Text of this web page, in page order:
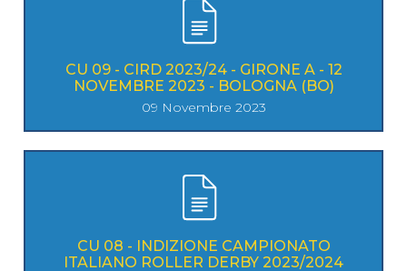
CU 09 - CIRD 2023/24 - GIRONE A - 12
NOVEMBRE 2023 - BOLOGNA (BO)
09 Novembre 2023
CU 08 - INDIZIONE CAMPIONATO
ITALIANO ROLLER DERBY 2023/2024